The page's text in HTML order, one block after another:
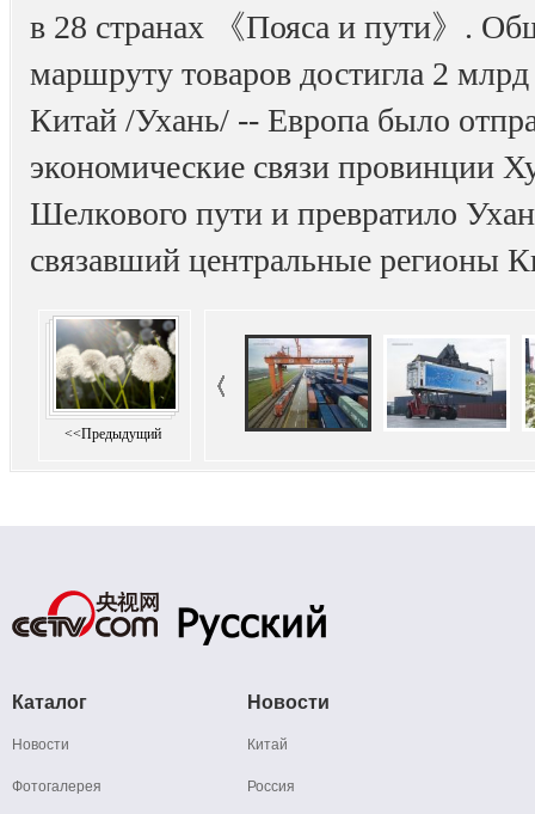
в 28 странах 《Пояса и пути》.
маршруту товаров достигла 2
Китай /Ухань/ -- Европа было
экономические связи провинции
Шелкового пути и превратило
связавший центральные регионы
<<Предыдущий
Каталог
Новости
Фотогалерея
Новости
Китай
Россия